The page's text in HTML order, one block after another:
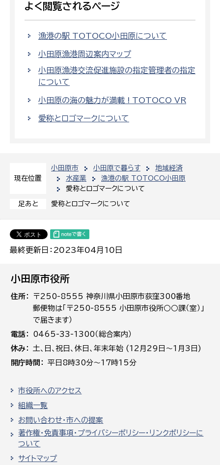
現在位置
小田原市 小田原で暮らす
地域経済
水産業
漁港の駅 TOTOCO小田原
愛称とロゴマークについて
足あと 愛称とロゴマークについて
最終更新日：2023年04月10日
よく閲覧されるページ
漁港の駅 TOTOCO小田原について
小田原漁港周辺案内マップ
小田原漁港交流促進施設の指定管理者の指定
について
小田原の海の魅力が満載 ! TOTOCO VR
愛称とロゴマークについて
小田原市役所
住所
〒250-8555 神奈川県小田原市荻窪300番地
郵便物は「〒250-8555 小田原市役所○○課（室）」
で届きます）
電話
0465-33-1300（総合案内）
休み
土､日､祝日、休日、年末年始 (12月29日～1月3日)
開庁時間
平日8時30分～17時15分
市役所へのアクセス
組織一覧
お問い合わせ・市への提案
著作権・免責事項・プライバシーポリシー・リンクポリシーに
ついて
サイトマップ